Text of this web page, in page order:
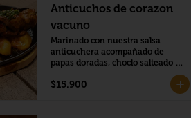
Anticuchos de corazon
vacuno
Marinado con nuestra salsa
anticuchera acompañado de
papas doradas, choclo salteado y
$15.900